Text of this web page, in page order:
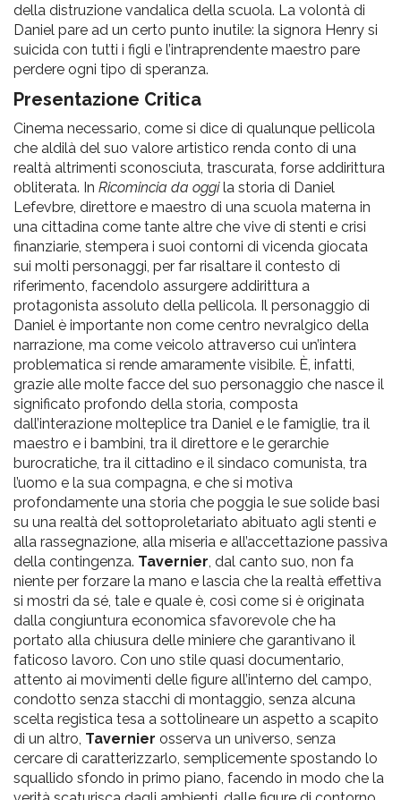
della distruzione vandalica della scuola. La volontà di
Daniel pare ad un certo punto inutile: la signora Henry si
suicida con tutti i figli e l’intraprendente maestro pare
perdere ogni tipo di speranza.
Presentazione Critica
Cinema necessario, come si dice di qualunque pellicola
che aldilà del suo valore artistico renda conto di una
realtà altrimenti sconosciuta, trascurata, forse addirittura
obliterata. In Ricomincia da oggila storia di Daniel
Lefevbre, direttore e maestro di una scuola materna in
una cittadina come tante altre che vive di stenti e crisi
finanziarie, stempera i suoi contorni di vicenda giocata
sui molti personaggi, per far risaltare il contesto di
riferimento, facendolo assurgere addirittura a
protagonista assoluto della pellicola. Il personaggio di
Daniel è importante non come centro nevralgico della
narrazione, ma come veicolo attraverso cui un’intera
problematica si rende amaramente visibile. È, infatti,
grazie alle molte facce del suo personaggio che nasce il
significato profondo della storia, composta
dall’interazione molteplice tra Daniel e le famiglie, tra il
maestro e i bambini, tra il direttore e le gerarchie
burocratiche, tra il cittadino e il sindaco comunista, tra
l’uomo e la sua compagna, e che si motiva
profondamente una storia che poggia le sue solide basi
su una realtà del sottoproletariato abituato agli stenti e
alla rassegnazione, alla miseria e all’accettazione passiva
della contingenza. Tavernier, dal canto suo, non fa
niente per forzare la mano e lascia che la realtà effettiva
si mostri da sé, tale e quale è, così come si è originata
dalla congiuntura economica sfavorevole che ha
portato alla chiusura delle miniere che garantivano il
faticoso lavoro. Con uno stile quasi documentario,
attento ai movimenti delle figure all’interno del campo,
condotto senza stacchi di montaggio, senza alcuna
scelta registica tesa a sottolineare un aspetto a scapito
di un altro, Tavernier osserva un universo, senza
cercare di caratterizzarlo, semplicemente spostando lo
squallido sfondo in primo piano, facendo in modo che la